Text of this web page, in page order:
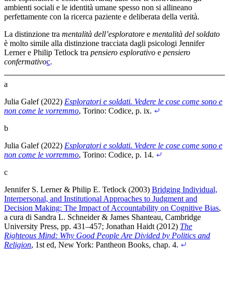
ambienti sociali e le identità umane spesso non si allineano
perfettamente con la ricerca paziente e deliberata della verità.
La distinzione tra mentalità dell’esploratore e mentalità del soldato
è molto simile alla distinzione tracciata dagli psicologi Jennifer
Lerner e Philip Tetlock tra pensiero esplorativo e pensiero
confermativoc.
a
Julia Galef (2022) Esploratori e soldati. Vedere le cose come sono e
non come le vorremmo, Torino: Codice, p. ix.
b
Julia Galef (2022) Esploratori e soldati. Vedere le cose come sono e
non come le vorremmo, Torino: Codice, p. 14.
c
Jennifer S. Lerner & Philip E. Tetlock (2003) Bridging Individual,
Interpersonal, and Institutional Approaches to Judgment and
Decision Making: The Impact of Accountability on Cognitive Bias,
a cura di Sandra L. Schneider & James Shanteau, Cambridge
University Press, pp. 431–457; Jonathan Haidt (2012) The
Righteous Mind: Why Good People Are Divided by Politics and
Religion, 1st ed, New York: Pantheon Books, chap. 4.